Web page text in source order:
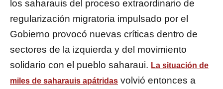
los saharauis del proceso extraordinario de
regularización migratoria impulsado por el
Gobierno provocó nuevas críticas dentro de
sectores de la izquierda y del movimiento
solidario con el pueblo saharaui. La situación de
miles de saharauis apátridas volvió entonces a